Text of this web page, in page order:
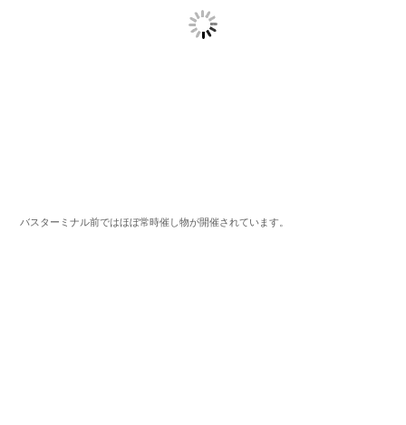
バスターミナル前ではほぼ常時催し物が開催されています。